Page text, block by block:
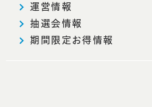
運営情報
抽選会情報
期間限定お得情報